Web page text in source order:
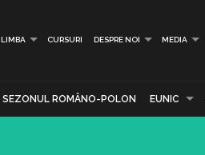
LIMBA CURSURI DESPRE NOI MEDIA
SEZONUL ROMÂNO-POLON EUNIC